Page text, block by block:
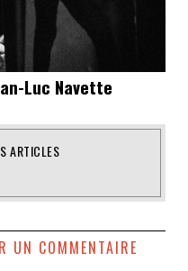
Luc Navette
ARTICLES
UN COMMENTAIRE